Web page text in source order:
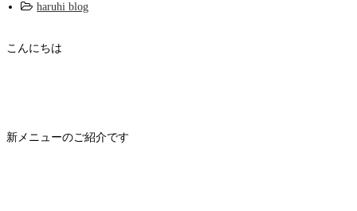
haruhi blog
こんにちは
新メニューのご紹介です